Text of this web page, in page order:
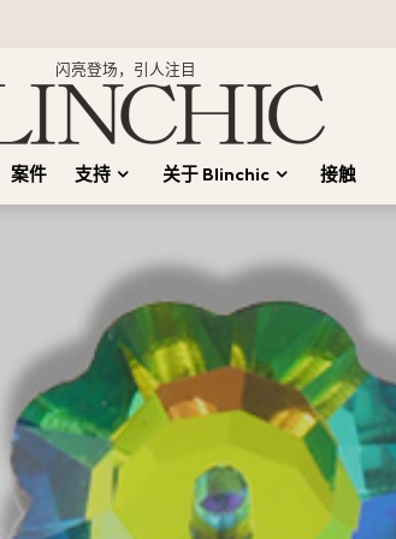
闪亮登场，引人注目
案件 支持 关于 Blinchic 接触